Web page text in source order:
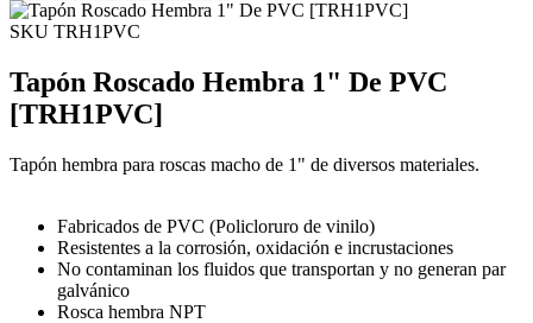
SKU TRH1PVC
Tapón Roscado Hembra 1" De PVC
[TRH1PVC]
Tapón hembra para roscas macho de 1" de diversos materiales.
Fabricados de PVC (Policloruro de vinilo)
Resistentes a la corrosión, oxidación e incrustaciones
No contaminan los fluidos que transportan y no generan par
galvánico
Rosca hembra NPT